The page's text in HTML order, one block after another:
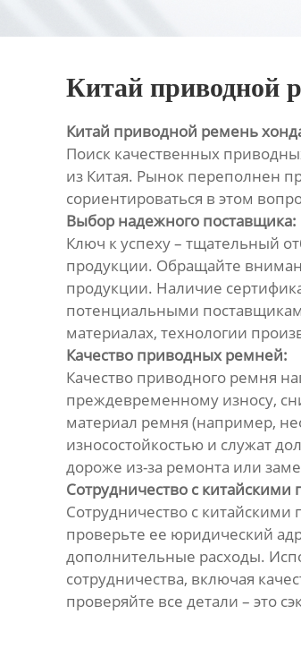
Китай приводной
Китай приводной ремень
Поиск качественных
из Китая. Рынок переполнен
сориентироваться в этом
Выбор надежного поставщика:
Ключ к успеху – тщательный
продукции. Обращайте
продукции. Наличие
потенциальными
материалах, технологии
Качество приводных ремней:
Качество приводного ремня
преждевременному износу,
материал ремня (например,
износостойкостью и служат
дороже из-за ремонта или
Сотрудничество с
Сотрудничество с
проверьте ее юридический
дополнительные расходы.
сотрудничества, включая
проверяйте все детали – это